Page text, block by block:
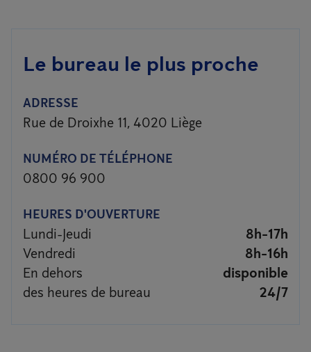
Le bureau le plus proche
ADRESSE
Rue de Droixhe 11, 4020 Liège
NUMÉRO DE TÉLÉPHONE
0800 96 900
HEURES D'OUVERTURE
Lundi-Jeudi
8h-17h
Vendredi
8h-16h
En dehors
disponible
des heures de bureau
24/7